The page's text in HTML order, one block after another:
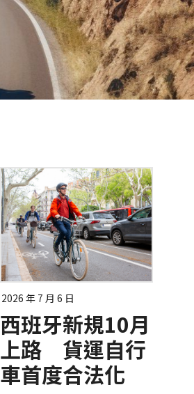
2026 年 7 月 6 日
西班牙新規10月
上路 貨運自行
車首度合法化